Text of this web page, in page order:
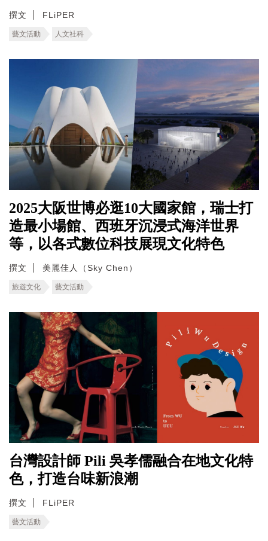
撰文 FLiPER
藝文活動 人文社科
2025大阪世博必逛10大國家館，瑞士打
造最小場館、西班牙沉浸式海洋世界
等，以各式數位科技展現文化特色
撰文 美麗佳人（Sky Chen）
旅遊文化 藝文活動
台灣設計師 Pili 吳孝儒融合在地文化特
色，打造台味新浪潮
撰文 FLiPER
藝文活動